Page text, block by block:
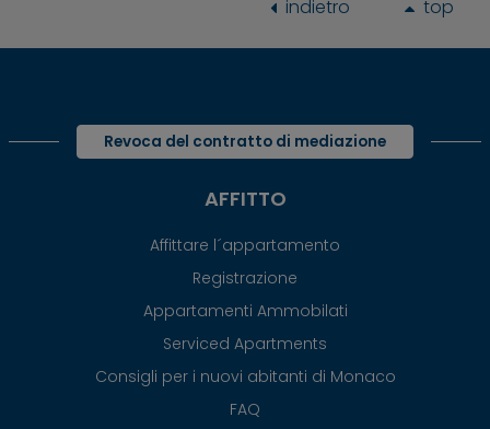
indietro top
Revoca del contratto di mediazione
AFFITTO
Affittare l´appartamento
Registrazione
Appartamenti Ammobilati
Serviced Apartments
Consigli per i nuovi abitanti di Monaco
FAQ